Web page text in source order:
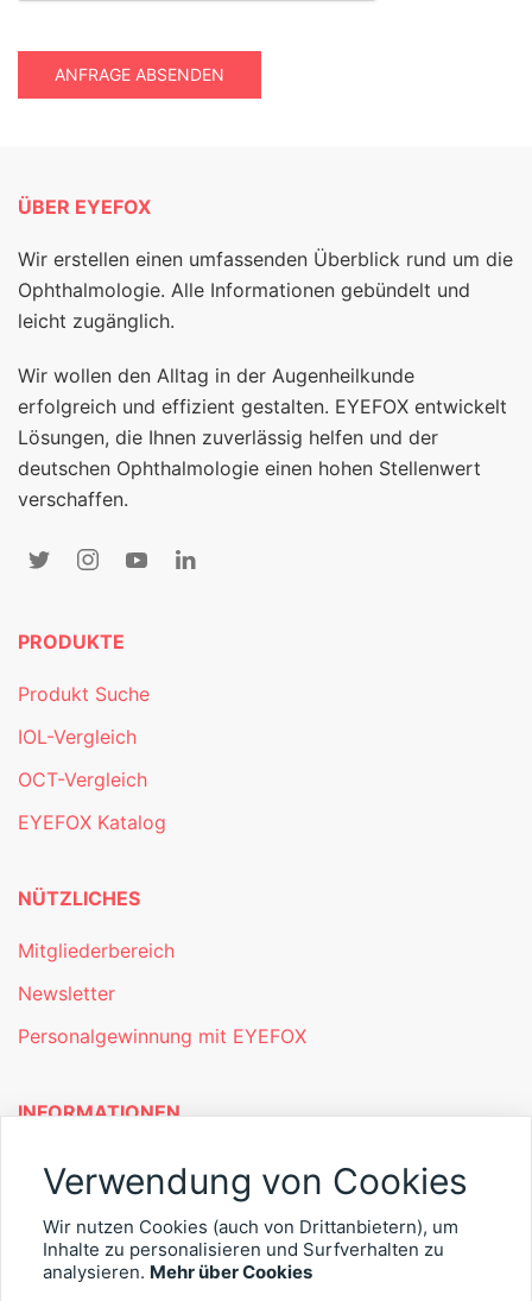
ANFRAGE ABSENDEN
ÜBER EYEFOX
Wir erstellen einen umfassenden Überblick rund um die
Ophthalmologie. Alle Informationen gebündelt und
leicht zugänglich.
Wir wollen den Alltag in der Augenheilkunde
erfolgreich und effizient gestalten. EYEFOX entwickelt
Lösungen, die Ihnen zuverlässig helfen und der
deutschen Ophthalmologie einen hohen Stellenwert
verschaffen.
PRODUKTE
Produkt Suche
IOL-Vergleich
OCT-Vergleich
EYEFOX Katalog
NÜTZLICHES
Mitgliederbereich
Newsletter
Personalgewinnung mit EYEFOX
INFORMATIONEN
Was ist EYEFOX – Ihre Möglichkeiten
Kontakt
Verwendung von Cookies
Wir nutzen Cookies (auch von Drittanbietern), um
Inhalte zu personalisieren und Surfverhalten zu
analysieren. Mehr über Cookies